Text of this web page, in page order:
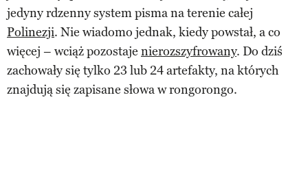
jedyny rdzenny system pisma na terenie całej
Polinezji. Nie wiadomo jednak, kiedy powstał, a co
więcej – wciąż pozostaje nierozszyfrowany. Do dziś
zachowały się tylko 23 lub 24 artefakty, na których
znajdują się zapisane słowa w rongorongo.